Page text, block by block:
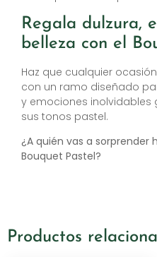
Regala dulzura,
belleza con el
Haz que cualquier
con un ramo diseñado
y emociones inolvidables
sus tonos pastel.
¿A quién vas a sorprender
Bouquet Pastel?
Productos